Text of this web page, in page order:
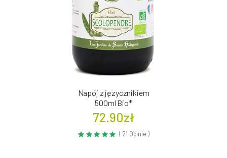
Napój z języcznikiem
500ml Bio*
72.90zł
( 21 Opinie )